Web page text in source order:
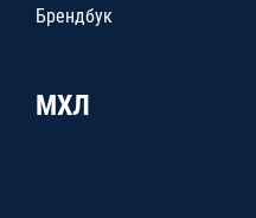
Брендбук
МХЛ